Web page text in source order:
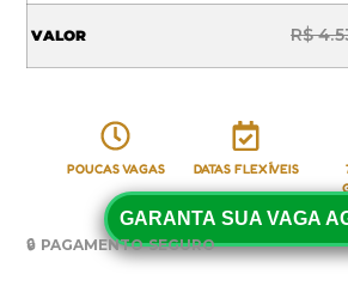
VALOR R$
POUCAS VAGAS DATAS FLEXÍVEIS
GARANTA SUA VAGA
🔒 PAGAMENTO SEGURO